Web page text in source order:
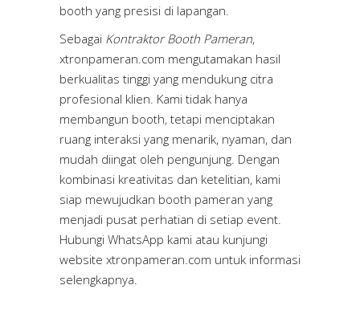
booth yang presisi di lapangan.
Sebagai Kontraktor Booth Pameran,
xtronpameran.com mengutamakan hasil
berkualitas tinggi yang mendukung citra
profesional klien. Kami tidak hanya
membangun booth, tetapi menciptakan
ruang interaksi yang menarik, nyaman, dan
mudah diingat oleh pengunjung. Dengan
kombinasi kreativitas dan ketelitian, kami
siap mewujudkan booth pameran yang
menjadi pusat perhatian di setiap event.
Hubungi WhatsApp kami atau kunjungi
website xtronpameran.com untuk informasi
selengkapnya.